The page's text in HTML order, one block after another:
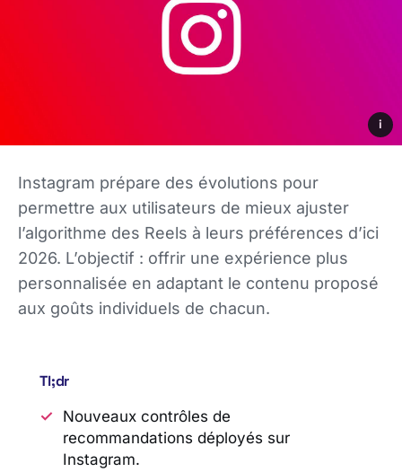
i
Instagram prépare des évolutions pour
permettre aux utilisateurs de mieux ajuster
l’algorithme des Reels à leurs préférences d’ici
2026. L’objectif : offrir une expérience plus
personnalisée en adaptant le contenu proposé
aux goûts individuels de chacun.
Tl;dr
Nouveaux contrôles de
recommandations déployés sur
Instagram.